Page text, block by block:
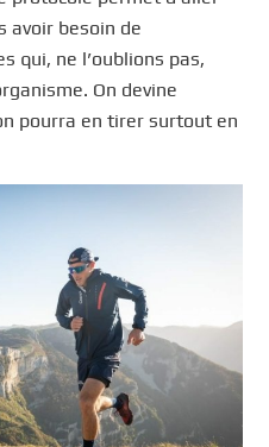
avoir besoin de
qui, ne l’oublions pas,
On devine
pourra en tirer surtout en